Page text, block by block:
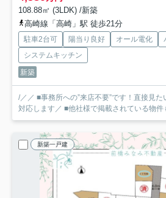
108.88㎡ (3LDK) /新築
高崎線「高崎」駅 徒歩21分
駐車2台可 陽当り良好 オール電化
システムキッチン
新築
/／／ ■事務所への”来店不要”です！直接見
対応します／ ■他社様で掲載されている物件
新築一戸建